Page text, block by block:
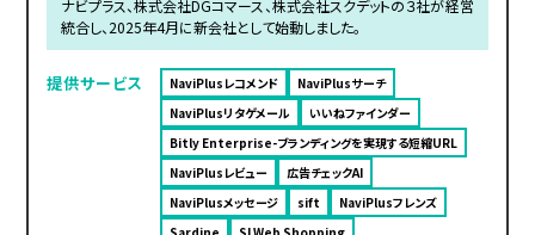
ナビプラス、株式会社DGコマース、株式会社スクデットの３社が経営
統合し、2025年4月に新会社として始動しました。
提供サービス NaviPlusレコメンド
NaviPlusサーチ
NaviPlusリタゲメール
いいねファインダー
Bitly Enterprise-ブランディングを実現する短縮URL
NaviPlusレビュー
広告チェックAI
NaviPlusメッセージ
sift
NaviPlusフレンズ